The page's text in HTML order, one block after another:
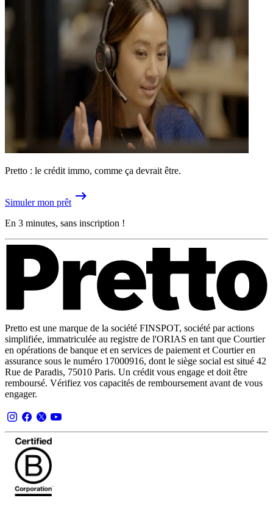
Pretto : le crédit immo, comme ça devrait être.
Simuler mon prêt
En 3 minutes, sans inscription !
Pretto est une marque de la société FINSPOT, société par actions
simplifiée, immatriculée au registre de l'ORIAS en tant que Courtier
en opérations de banque et en services de paiement et Courtier en
assurance sous le numéro 17000916, dont le siège social est situé 42
Rue de Paradis, 75010 Paris. Un crédit vous engage et doit être
remboursé. Vérifiez vos capacités de remboursement avant de vous
engager.